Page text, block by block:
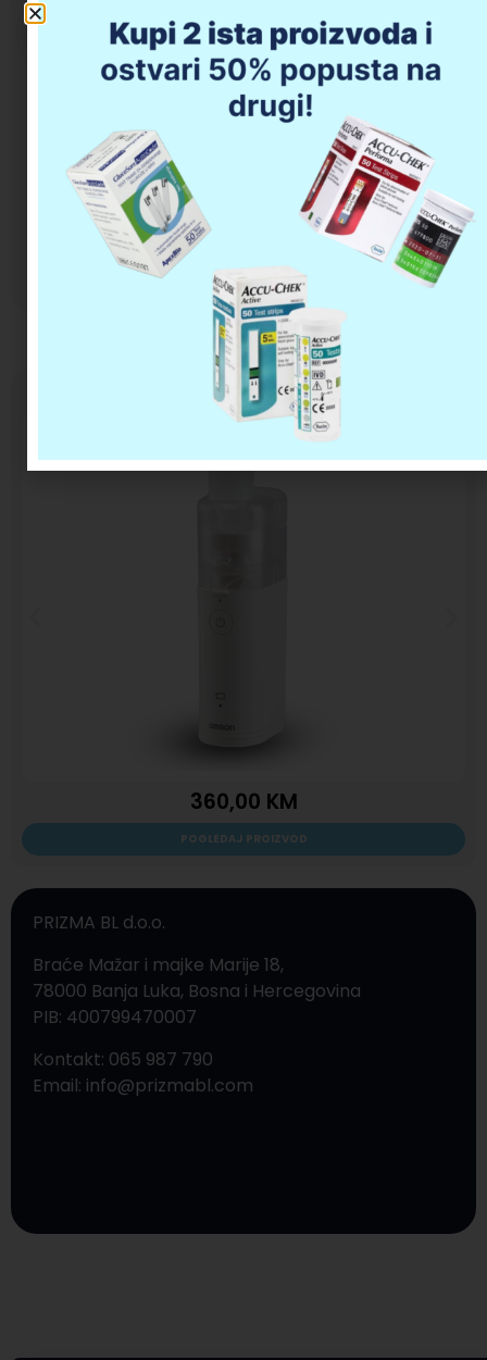
Sa adapterom-
Dodaj u korpu
Opis proizvoda
Da li imate pitanja u vezi kupovine?
OMRON U100 – ultrazvučni inhalator
360,00 KM
POGLEDAJ PROIZVOD
PRIZMA BL d.o.o.
Braće Mažar i majke Marije 18,
78000 Banja Luka, Bosna i Hercegovina
PIB: 400799470007
Kontakt: 065 987 790
Email: info@prizmabl.com